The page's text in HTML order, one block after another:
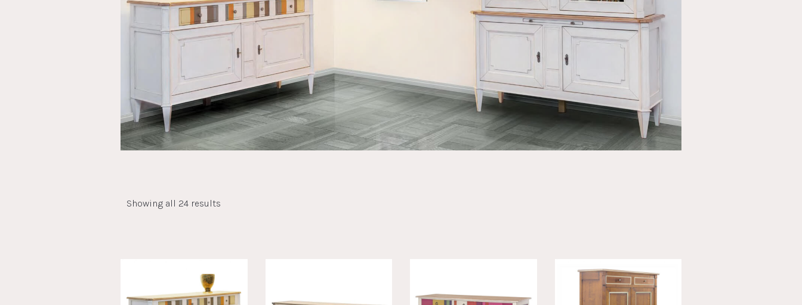
Showing all 24 results